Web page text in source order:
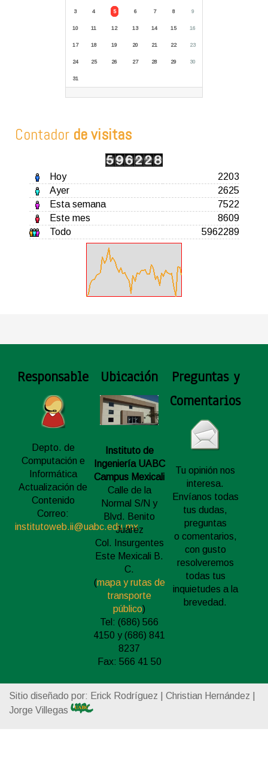
3 4 5 6 7 8 9
10 11 12 13 14 15 16
17 18 19 20 21 22 23
24 25 26 27 28 29 30
31
Contador de visitas
Hoy
2203
Ayer
2625
Esta semana
7522
Este mes
8609
Todo
5962289
Responsable
Depto. de
Computación e
Informática
Actualización de
Contenido
Correo:
institutoweb.ii@uabc.edu.mx
Ubicación
Instituto de
Ingeniería UABC
Campus Mexicali
Calle de la
Normal S/N y
Blvd. Benito
Juárez
Col. Insurgentes
Este Mexicali B.
C.
(mapa y rutas de
transporte
público)
Tel: (686) 566
4150 y (686) 841
8237
Fax: 566 41 50
Preguntas y
Comentarios
Tu opinión nos
interesa.
Envíanos todas
tus dudas,
preguntas
o comentarios,
con gusto
resolveremos
todas tus
inquietudes a la
brevedad.
Sitio diseñado por: Erick Rodríguez | Christian Hernández |
Jorge Villegas